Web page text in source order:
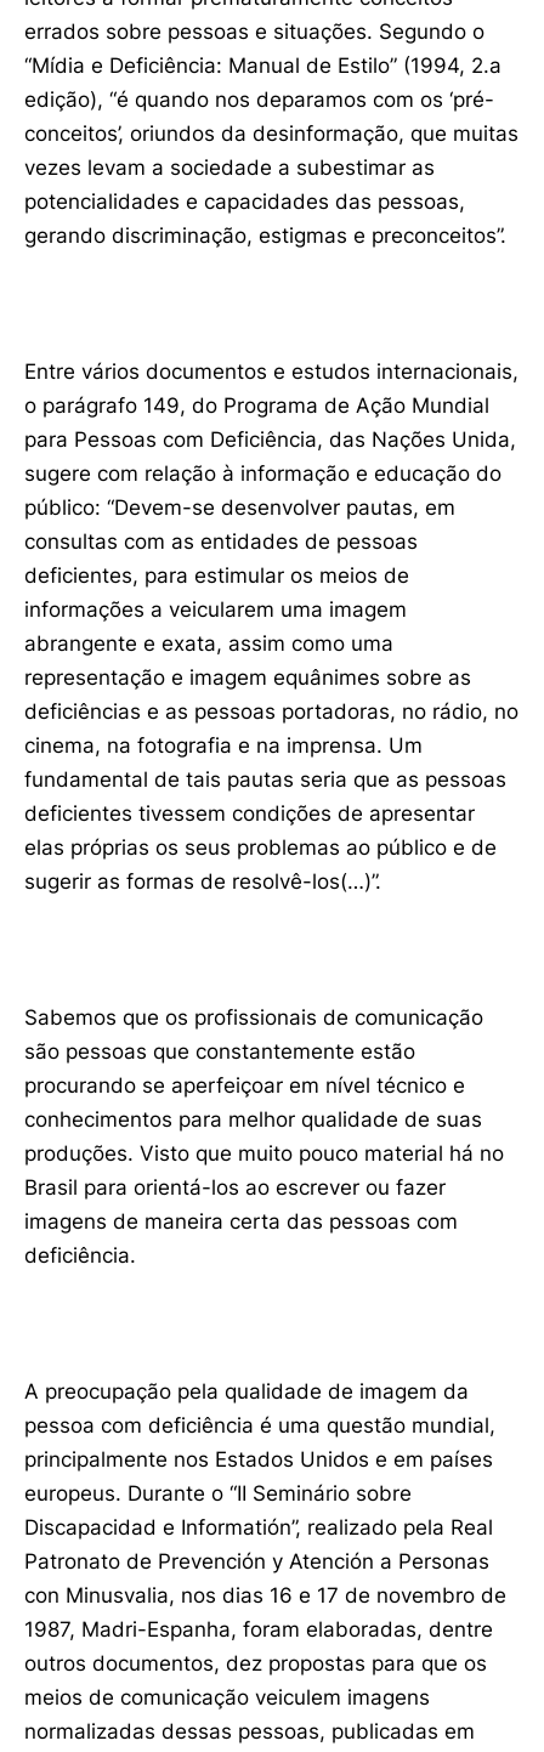
errados sobre pessoas e situações. Segundo o
“Mídia e Deficiência: Manual de Estilo” (1994, 2.a
edição), “é quando nos deparamos com os ‘pré-
conceitos’, oriundos da desinformação, que muitas
vezes levam a sociedade a subestimar as
potencialidades e capacidades das pessoas,
gerando discriminação, estigmas e preconceitos”.
Entre vários documentos e estudos internacionais,
o parágrafo 149, do Programa de Ação Mundial
para Pessoas com Deficiência, das Nações Unida,
sugere com relação à informação e educação do
público: “Devem-se desenvolver pautas, em
consultas com as entidades de pessoas
deficientes, para estimular os meios de
informações a veicularem uma imagem
abrangente e exata, assim como uma
representação e imagem equânimes sobre as
deficiências e as pessoas portadoras, no rádio, no
cinema, na fotografia e na imprensa. Um
fundamental de tais pautas seria que as pessoas
deficientes tivessem condições de apresentar
elas próprias os seus problemas ao público e de
sugerir as formas de resolvê-los(…)”.
Sabemos que os profissionais de comunicação
são pessoas que constantemente estão
procurando se aperfeiçoar em nível técnico e
conhecimentos para melhor qualidade de suas
produções. Visto que muito pouco material há no
Brasil para orientá-los ao escrever ou fazer
imagens de maneira certa das pessoas com
deficiência.
A preocupação pela qualidade de imagem da
pessoa com deficiência é uma questão mundial,
principalmente nos Estados Unidos e em países
europeus. Durante o “II Seminário sobre
Discapacidad e Informatión”, realizado pela Real
Patronato de Prevención y Atención a Personas
con Minusvalia, nos dias 16 e 17 de novembro de
1987, Madri-Espanha, foram elaboradas, dentre
outros documentos, dez propostas para que os
meios de comunicação veiculem imagens
normalizadas dessas pessoas, publicadas em